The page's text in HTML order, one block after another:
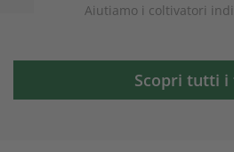
Aiutiamo i coltivatori
Scopri tutti